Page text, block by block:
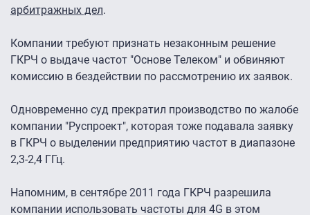
арбитражных дел.
Компании требуют признать незаконным решение
ГКРЧ о выдаче частот "Основе Телеком" и обвиняют
комиссию в бездействии по рассмотрению их заявок.
Одновременно суд прекратил производство по жалобе
компании "Руспроект", которая тоже подавала заявку
в ГКРЧ о выделении предприятию частот в диапазоне
2,3-2,4 ГГц.
Напомним, в сентябре 2011 года ГКРЧ разрешила
компании использовать частоты для 4G в этом